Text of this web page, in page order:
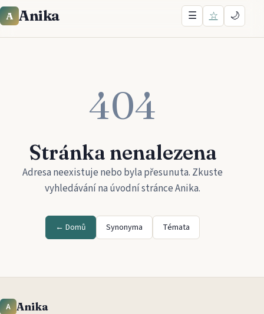
A Anika ☰ ☆ 🌙
404
Stránka nenalezena
Adresa neexistuje nebo byla přesunuta. Zkuste
vyhledávání na úvodní stránceAnika.
← Domů Synonyma Témata
A Anika